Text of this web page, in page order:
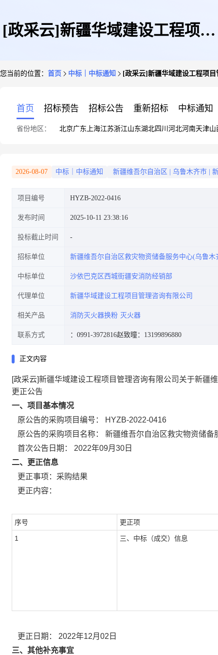
[政采云]新疆华域建设工程项目
消防灭火器换粉采购项目的更正
公告
您当前的位置： 首页 中标｜中标通知 [政采云]新疆华域建设工程项
首页 招标预告 招标公告 重新招标 中标通知
省份地区： 北京广东 上海江苏浙江山东湖北四川 河北河南天津山
2026-08-07 中标｜中标通知 新疆维吾尔自治区 乌鲁木齐市
项目编号 HYZB-2022-0416
发布时间 2025-10-11 23:38:16
投标截止时间
招标单位 新疆维吾尔自治区救灾物资储备服务中心(乌鲁
中标单位 沙依巴克区西城街疆安消防经销部
代理单位 新疆华域建设工程项目管理咨询有限公司
相关产品 消防灭火器换粉 灭火器
联系方式 ：0991-3972816赵致曈：13199896880
正文内容
[政采云]新疆华域建设工程项目管理咨询有限公司关于新疆
更正公告
一、项目基本情况
原公告的采购项目编号：
HYZB-2022-0416
原公告的采购项目名称：
新疆维吾尔自治区救灾物资储备
首次公告日期：
2022年09月30日
二、更正信息
更正事项：采购结果
更正内容：
序号 更正项
1 三、中标（成交）信息
更正日期：
2022年12月02日
三、其他补充事宜